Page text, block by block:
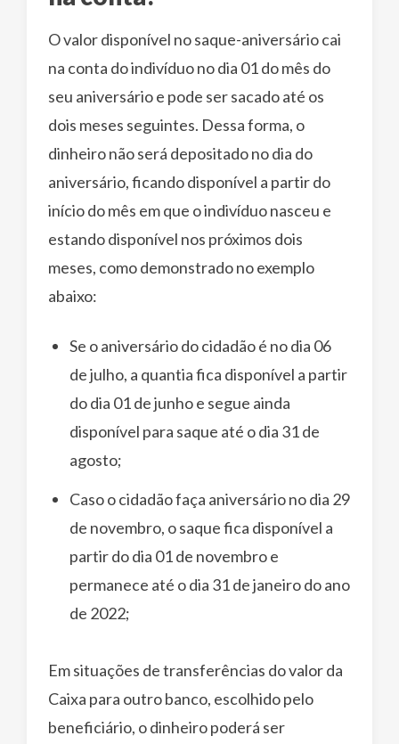
O valor disponível no saque-aniversário cai
na conta do indivíduo no dia 01 do mês do
seu aniversário e pode ser sacado até os
dois meses seguintes. Dessa forma, o
dinheiro não será depositado no dia do
aniversário, ficando disponível a partir do
início do mês em que o indivíduo nasceu e
estando disponível nos próximos dois
meses, como demonstrado no exemplo
abaixo:
Se o aniversário do cidadão é no dia 06
de julho, a quantia fica disponível a partir
do dia 01 de junho e segue ainda
disponível para saque até o dia 31 de
agosto;
Caso o cidadão faça aniversário no dia 29
de novembro, o saque fica disponível a
partir do dia 01 de novembro e
permanece até o dia 31 de janeiro do ano
de 2022;
Em situações de transferências do valor da
Caixa para outro banco, escolhido pelo
beneficiário, o dinheiro poderá ser